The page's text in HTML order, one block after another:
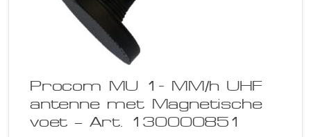
Procom MU 1- MM/h UHF
antenne met Magnetische
voet – Art. 130000851